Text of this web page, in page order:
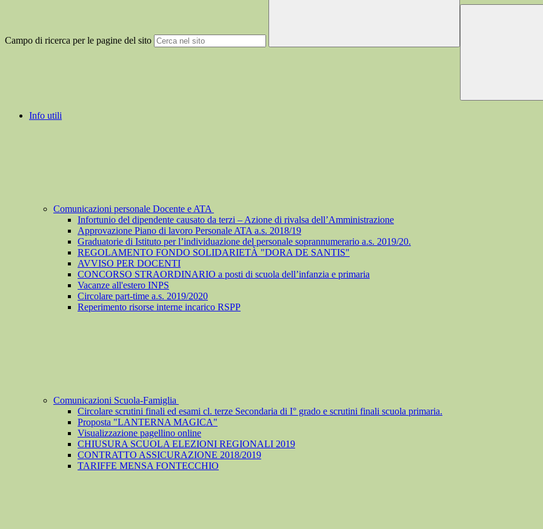
Campo di ricerca per le pagine del sito
Info utili
Comunicazioni personale Docente e ATA
Infortunio del dipendente causato da terzi – Azione di rivalsa dell’Amministrazione
Approvazione Piano di lavoro Personale ATA a.s. 2018/19
Graduatorie di Istituto per l’individuazione del personale soprannumerario a.s. 2019/20.
REGOLAMENTO FONDO SOLIDARIETÀ "DORA DE SANTIS"
AVVISO PER DOCENTI
CONCORSO STRAORDINARIO a posti di scuola dell’infanzia e primaria
Vacanze all'estero INPS
Circolare part-time a.s. 2019/2020
Reperimento risorse interne incarico RSPP
Comunicazioni Scuola-Famiglia
Circolare scrutini finali ed esami cl. terze Secondaria di I° grado e scrutini finali scuola primaria.
Proposta "LANTERNA MAGICA"
Visualizzazione pagellino online
CHIUSURA SCUOLA ELEZIONI REGIONALI 2019
CONTRATTO ASSICURAZIONE 2018/2019
TARIFFE MENSA FONTECCHIO